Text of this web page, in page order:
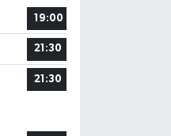
19:00
21:30
21:30